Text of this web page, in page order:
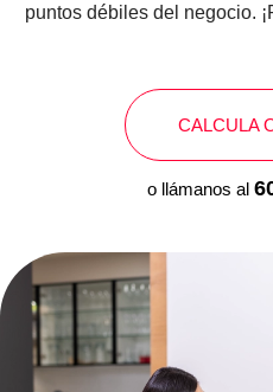
puntos débiles del negocio.
CALCULA
o llámanos al